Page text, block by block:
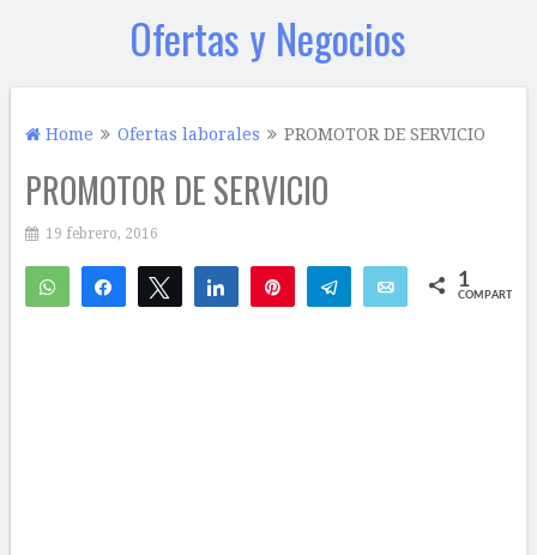
Ofertas y Negocios
Home Ofertas laborales PROMOTOR DE SERVICIO
PROMOTOR DE SERVICIO
19 febrero, 2016
WhatsAppCompartirTwittear Compartir Telegram Email 1
COMPARTIR